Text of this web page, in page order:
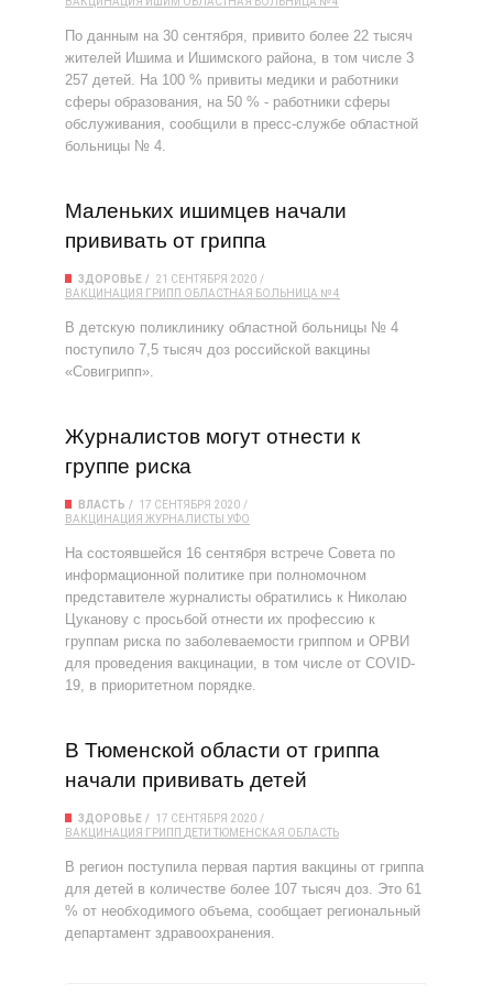
По данным на 30 сентября, привито более 22 тысяч
жителей Ишима и Ишимского района, в том числе 3
257 детей. На 100 % привиты медики и работники
сферы образования, на 50 % - работники сферы
обслуживания, сообщили в пресс-службе областной
больницы № 4.
Маленьких ишимцев начали
прививать от гриппа
ЗДОРОВЬЕ
21 СЕНТЯБРЯ 2020
ВАКЦИНАЦИЯ ГРИПП ОБЛАСТНАЯ БОЛЬНИЦА № 4
В детскую поликлинику областной больницы № 4
поступило 7,5 тысяч доз российской вакцины
«Совигрипп».
Журналистов могут отнести к
группе риска
ВЛАСТЬ
17 СЕНТЯБРЯ 2020
ВАКЦИНАЦИЯ ЖУРНАЛИСТЫ УФО
На состоявшейся 16 сентября встрече Совета по
информационной политике при полномочном
представителе журналисты обратились к Николаю
Цуканову с просьбой отнести их профессию к
группам риска по заболеваемости гриппом и ОРВИ
для проведения вакцинации, в том числе от COVID-
19, в приоритетном порядке.
В Тюменской области от гриппа
начали прививать детей
ЗДОРОВЬЕ
17 СЕНТЯБРЯ 2020
ВАКЦИНАЦИЯ ГРИПП ДЕТИ ТЮМЕНСКАЯ ОБЛАСТЬ
В регион поступила первая партия вакцины от гриппа
для детей в количестве более 107 тысяч доз. Это 61
% от необходимого объема, сообщает региональный
департамент здравоохранения.